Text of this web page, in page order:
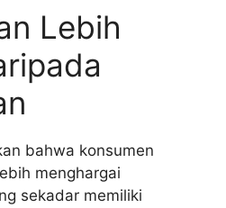
Lebih
bahwa konsumen
menghargai
sekadar memiliki